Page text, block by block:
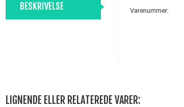
BESKRIVELSE Varenummer:
LIGNENDE ELLER RELATEREDE VARER: